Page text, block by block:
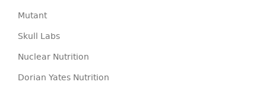
Mutant
Skull Labs
Nuclear Nutrition
Dorian Yates Nutrition